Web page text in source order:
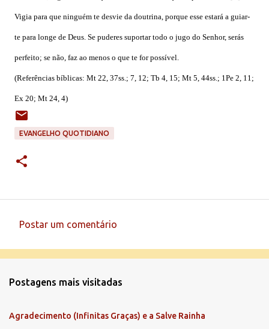
Vigia para que ninguém te desvie da doutrina, porque esse estará a guiar-
te para longe de Deus. Se puderes suportar todo o jugo do Senhor, serás
perfeito; se não, faz ao menos o que te for possível.
(Referências bíblicas: Mt 22, 37ss.; 7, 12; Tb 4, 15; Mt 5, 44ss.; 1Pe 2, 11;
Ex 20; Mt 24, 4)
EVANGELHO QUOTIDIANO
e
t
Postar um comentário
Postagens mais visitadas
Agradecimento (Infinitas Graças) e a Salve Rainha